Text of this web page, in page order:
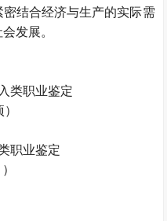
结合经济与生产的实际需
发展。
类职业鉴定
职业鉴定